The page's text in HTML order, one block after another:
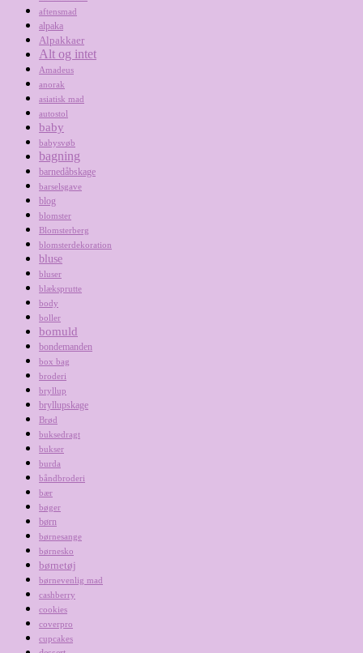
aftensmad
alpaka
Alpakkaer
Alt og intet
Amadeus
anorak
asiatisk mad
autostol
baby
babysvøb
bagning
barnedåbskage
barselsgave
blog
blomster
Blomsterberg
blomsterdekoration
bluse
bluser
blæksprutte
body
boller
bomuld
bondemanden
box bag
broderi
bryllup
bryllupskage
Brød
buksedragt
bukser
burda
båndbroderi
bær
bøger
børn
børnesange
børnesko
børnetøj
børnevenlig mad
cashberry
cookies
coverpro
cupcakes